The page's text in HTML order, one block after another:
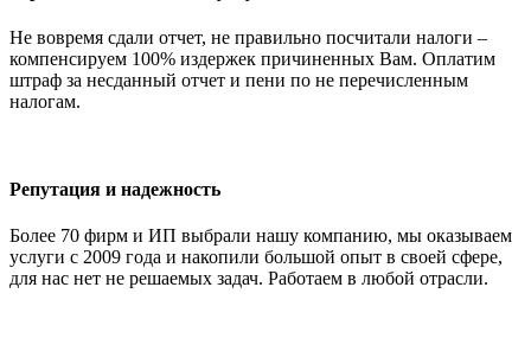
Не вовремя сдали отчет, не правильно посчитали налоги –
компенсируем 100% издержек причиненных Вам. Оплатим
штраф за несданный отчет и пени по не перечисленным
налогам.
Репутация и надежность
Более 70 фирм и ИП выбрали нашу компанию, мы оказываем
услуги с 2009 года и накопили большой опыт в своей сфере,
для нас нет не решаемых задач. Работаем в любой отрасли.